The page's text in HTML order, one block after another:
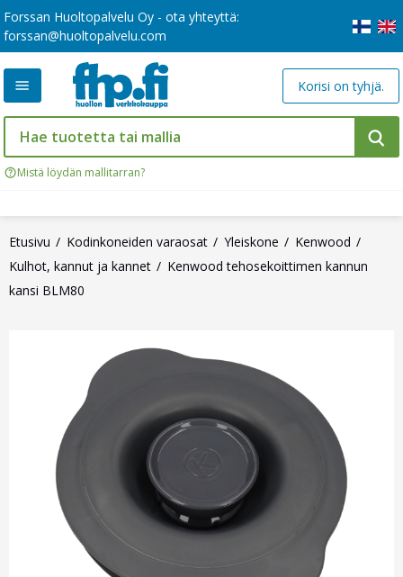
Forssan Huoltopalvelu Oy - ota yhteyttä:
forssan@huoltopalvelu.com
Mistä löydän mallitarran?
Korisi on tyhjä.
Etusivu Kodinkoneiden varaosat Yleiskone
Kenwood
Kulhot, kannut ja kannet
Kenwood tehosekoittimen kannun
kansi BLM80